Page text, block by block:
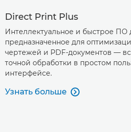
Direct Print Plus
Интеллектуальное и быстрое ПО
предназначенное для
чертежей и PDF-документов —
точной обработки в простом
интерфейсе.
Узнать больше 